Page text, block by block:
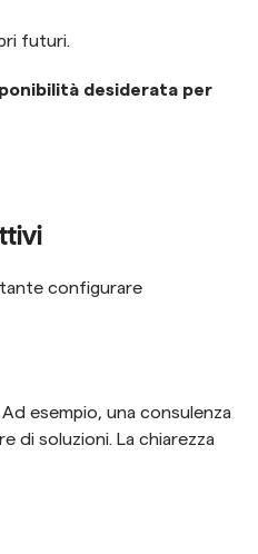
futuri.
desiderata per
configurare
esempio, una consulenza
di soluzioni. La chiarezza